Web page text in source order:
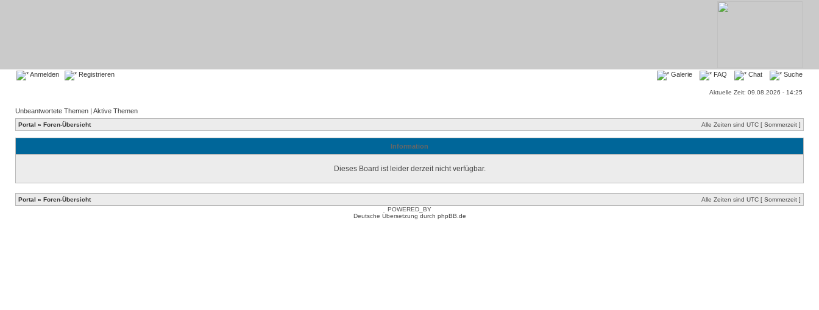
Anmelden Registrieren Galerie FAQ Chat Suche
Aktuelle Zeit: 09.08.2026 - 14:25
Unbeantwortete Themen | Aktive Themen
Portal » Foren-Übersicht Alle Zeiten sind UTC [ Sommerzeit ]
Information
Dieses Board ist leider derzeit nicht verfügbar.
Portal » Foren-Übersicht
Alle Zeiten sind UTC [ Sommerzeit ]
POWERED_BY
Deutsche Übersetzung durch phpBB.de